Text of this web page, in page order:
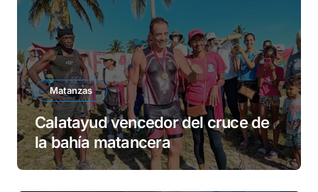
Matanzas
Calatayud vencedor del cruce de
la bahía matancera